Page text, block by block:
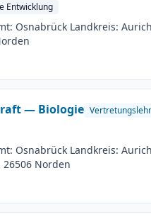
Entwicklung
Osnabrück Landkreis:
— Biologie
Osnabrück Landkreis:
Norden